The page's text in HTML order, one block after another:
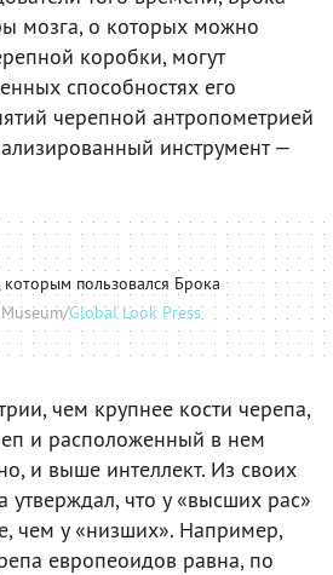
мозга, о которых можно
коробки, могут
способностях его
черепной антропометрией
инструмент —
пользовался Брока
Global Look Press
чем крупнее кости черепа,
и расположенный в нем
и выше интеллект. Из своих
утверждал, что у «высших рас»
чем у «низших». Например,
европеоидов равна, по